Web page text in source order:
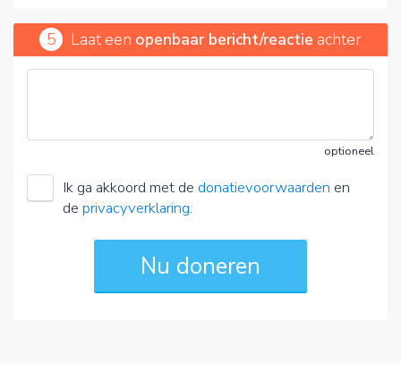
5 Laat een openbaar bericht/reactie achter
optioneel
Ik ga akkoord met de donatievoorwaarden en
de privacyverklaring.